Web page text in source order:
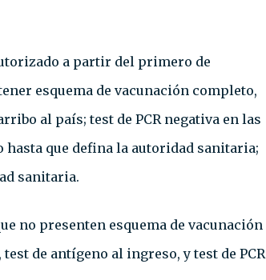
a partir del primero de
esquema de vacunación completo,
al país; test de PCR negativa en las
hasta que defina la autoridad sanitaria;
sanitaria.
no presenten esquema de vacunación
de antígeno al ingreso, y test de PCR